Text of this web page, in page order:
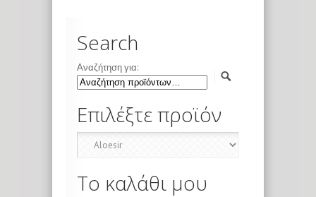
Search
Αναζήτηση για:
Επιλέξτε προϊόν
Το καλάθι μου